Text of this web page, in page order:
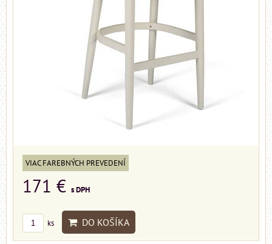
VIAC FAREBNÝCH PREVEDENÍ
171 € s DPH
ks DO KOŠÍKA